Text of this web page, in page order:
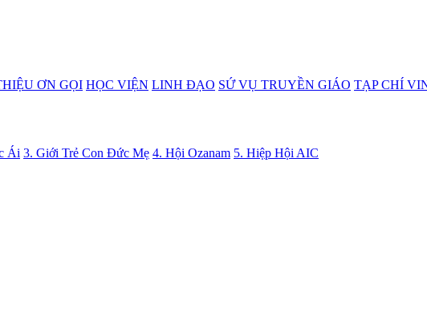
ƠN GỌI HỌC VIỆN LINH ĐẠO SỨ VỤ TRUYỀN GIÁO TẠP CHÍ
Ái 3. Giới Trẻ Con Đức Mẹ 4. Hội Ozanam 5. Hiệp Hội AIC